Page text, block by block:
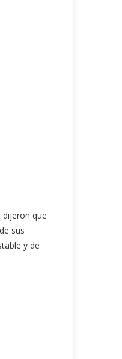
que
sus
y de